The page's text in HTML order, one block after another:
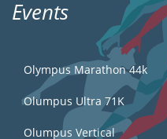
Events
Olympus Marathon 44k
Olumpus Ultra 71K
Olumpus Vertical